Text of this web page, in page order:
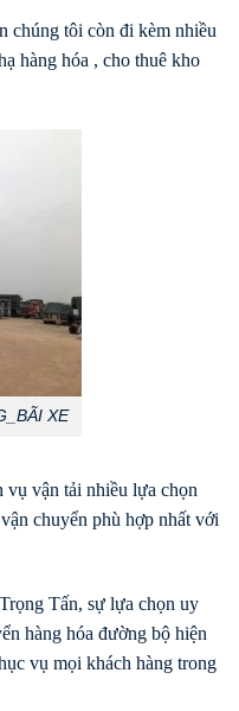
chúng tôi còn đi kèm nhiều
hàng hóa , cho thuê kho
XE
vận tải nhiều lựa chọn
chuyển phù hợp nhất với
Tấn, sự lựa chọn uy
hàng hóa đường bộ hiện
vụ mọi khách hàng trong